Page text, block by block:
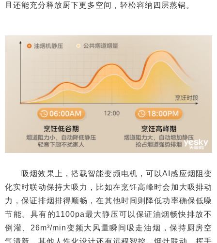
且还能充分释放厨下更多空间，轻松容纳四层蒸锅。
吸烟效果上，搭载智能变频电机，可以AI感应烟阻变
化实时联动保持大吸力，比如在烹饪高峰时会加大吸排动
力，保证排烟排得顺畅，在其他时间则降低功率确保低噪
节能。具有的1100pa最大静压可以保证油烟畅快排放不
倒灌、26m³/min变频大风量瞬间吸走油烟，保持厨房空